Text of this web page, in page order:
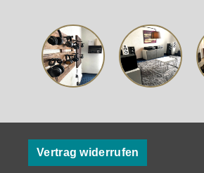
Vertrag widerrufen